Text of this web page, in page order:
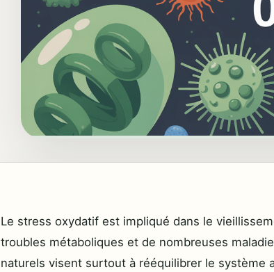
Le stress oxydatif est impliqué dans le
troubles métaboliques et de nombreuses
naturels visent surtout à rééquilibrer le système